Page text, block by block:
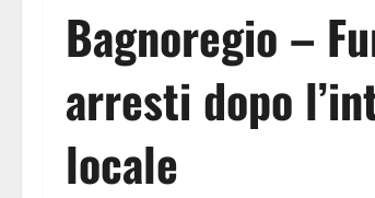
Bagnoregio –
arresti dopo
locale